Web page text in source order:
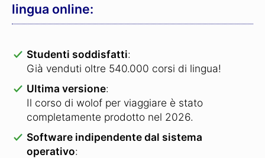
lingua online:
Studenti soddisfatti:
Già venduti oltre 540.000 corsi di lingua!
Ultima versione:
Il corso di wolof per viaggiare è stato
completamente prodotto nel 2026.
Software indipendente dal sistema
operativo: